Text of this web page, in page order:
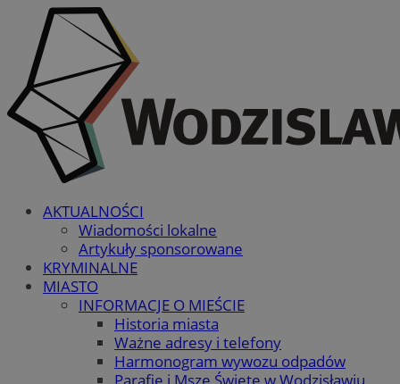
AKTUALNOŚCI
Wiadomości lokalne
Artykuły sponsorowane
KRYMINALNE
MIASTO
INFORMACJE O MIEŚCIE
Historia miasta
Ważne adresy i telefony
Harmonogram wywozu odpadów